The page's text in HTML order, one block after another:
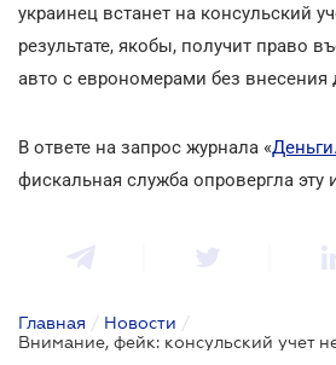
украинец встанет на консульский
результате, якобы, получит право
авто с еврономерами без внесения
В ответе на запрос журнала «
фискальная служба опровергла
Главная / Новости /